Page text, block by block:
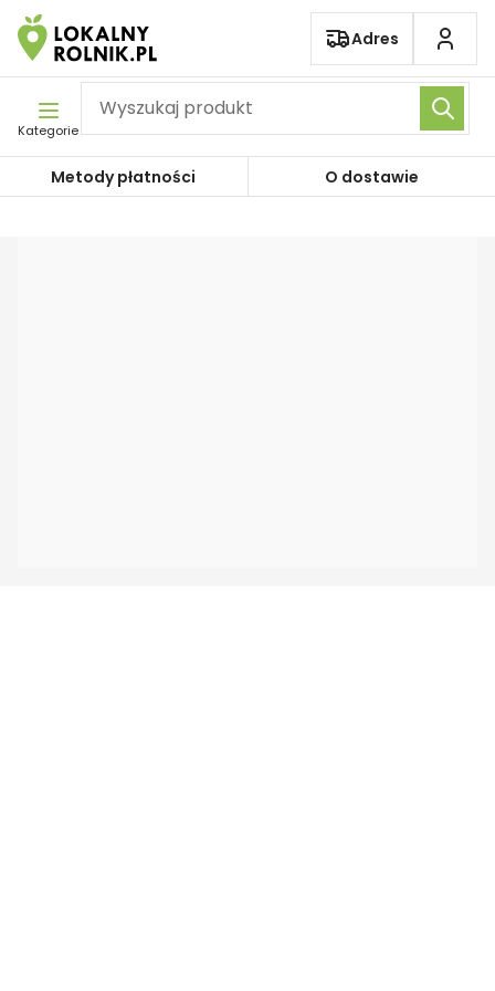
Pomiń nawigację
Adres
Kategorie
Metody płatności O dostawie